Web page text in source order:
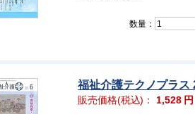
数量：
福祉介護テクノプラス
販売価格(税込)： 1,528円